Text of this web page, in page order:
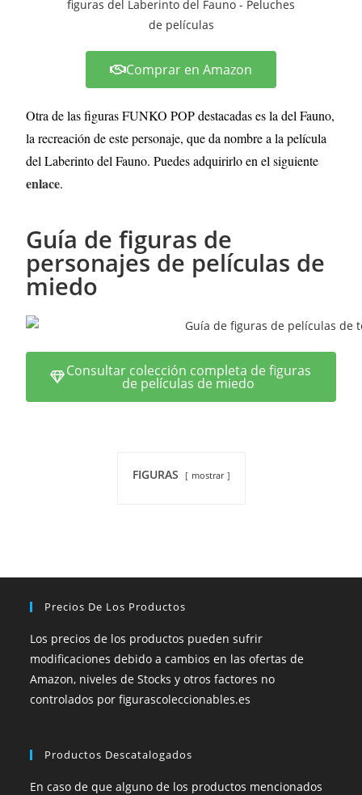
Comprar en Amazon
Otra de las figuras FUNKO POP destacadas es la del Fauno,
la recreación de este personaje, que da nombre a la película
del Laberinto del Fauno. Puedes adquirirlo en el siguiente
enlace.
Guía de figuras de
personajes de películas de
miedo
Consultar colección completa de figuras
de películas de miedo
FIGURAS mostrar
Precios De Los Productos
Los precios de los productos pueden sufrir
modificaciones debido a cambios en las ofertas de
Amazon, niveles de Stocks y otros factores no
controlados por figurascoleccionables.es
Productos Descatalogados
En caso de que alguno de los productos mencionados